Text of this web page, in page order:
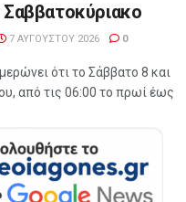
7 ΑΥΓΟΎΣΤΟΥ 2026 0
ότι το Σάββατο 8 και
από τις 06:00 το πρωί έως